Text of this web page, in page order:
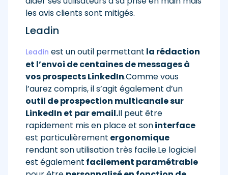
les avis clients sont mitigés.
Leadin
Leadin est un outil permettant la rédaction
et l’envoi de centaines de messages à
vos prospects LinkedIn.Comme vous
l’aurez compris, il s’agit également d’un
outil de prospection multicanale sur
LinkedIn et par email.Il peut être
rapidement mis en place et soninterface
est particulièrement ergonomique
rendant son utilisation très facile.Le logiciel
est également facilement paramétrable